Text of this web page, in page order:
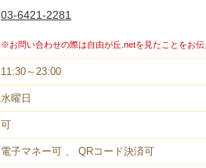
03-6421-2281
※お問い合わせの際は自由が丘.netを見たことをお
11:30～23:00
水曜日
可
電子マネー可 、 QRコード決済可